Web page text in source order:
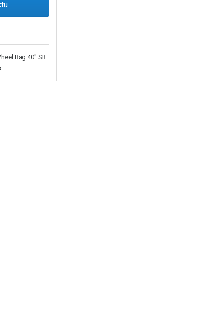
Bag 40" SR